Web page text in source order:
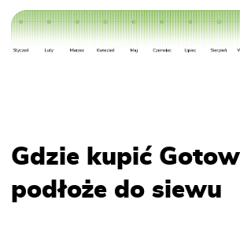
Gdzie kupić
podłoże do siewu